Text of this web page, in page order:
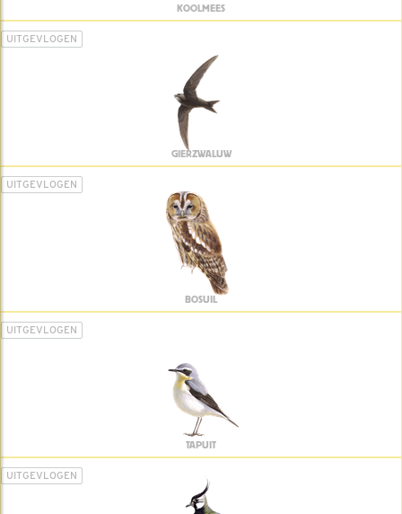
KOOLMEES
UITGEVLOGEN
GIERZWALUW
UITGEVLOGEN
BOSUIL
UITGEVLOGEN
TAPUIT
UITGEVLOGEN